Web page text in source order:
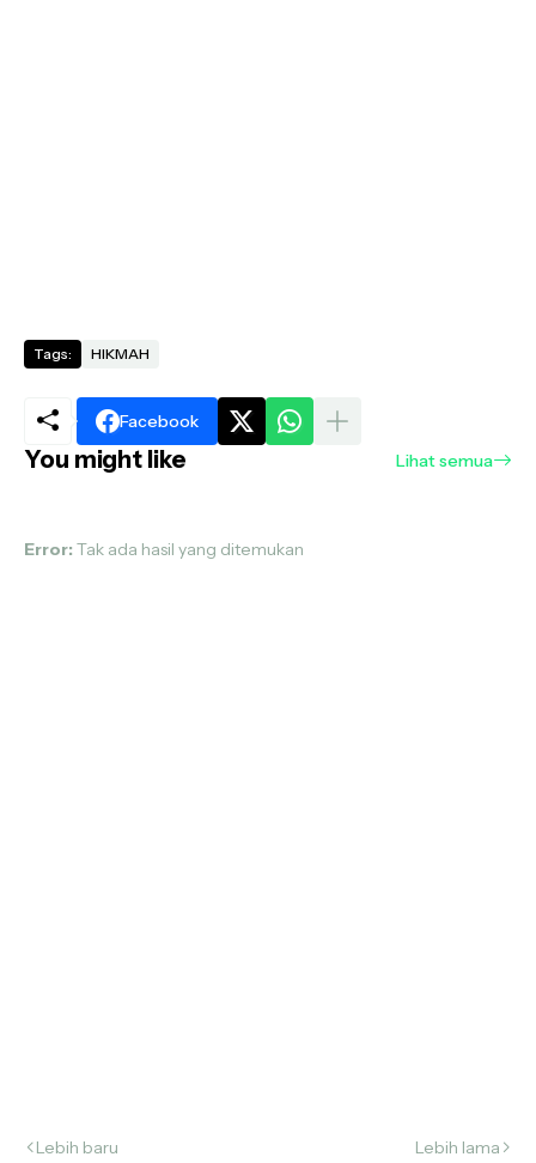
Tags: HIKMAH
Facebook
You might like Lihat semua
Error: Tak ada hasil yang ditemukan
Lebih baru Lebih lama